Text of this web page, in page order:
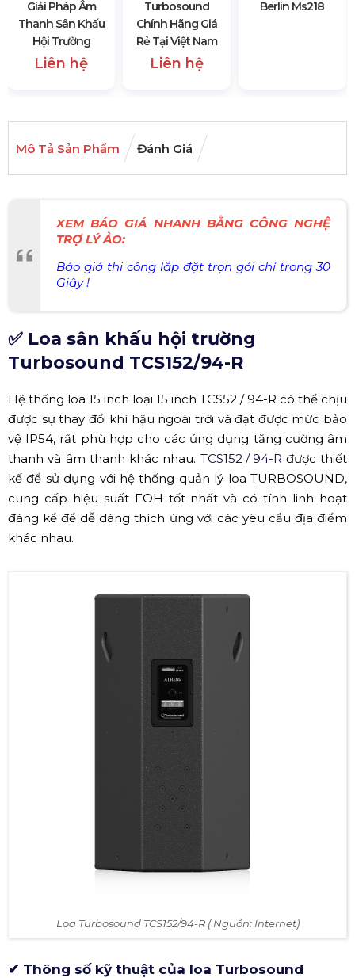
Giải Pháp Âm
Thanh Sân Khấu
Hội Trường
Liên hệ
Turbosound
Chính Hãng Giá
Rẻ Tại Việt Nam
Liên hệ
Berlin Ms218
Mô Tả Sản Phẩm Đánh Giá
XEM BÁO GIÁ NHANH BẰNG CÔNG NGHỆ
TRỢ LÝ ẢO:
Báo giá thi công lắp đặt trọn gói chỉ trong 30
Giây !
✅ Loa sân khấu hội trường
Turbosound TCS152/94-R
Hệ thống loa 15 inch loại 15 inch TCS52 / 94-R có thể chịu
được sự thay đổi khí hậu ngoài trời và đạt được mức bảo
vệ IP54, rất phù hợp cho các ứng dụng tăng cường âm
thanh và âm thanh khác nhau. TCS152 / 94-R được thiết
kế để sử dụng với hệ thống quản lý loa TURBOSOUND,
cung cấp hiệu suất FOH tốt nhất và có tính linh hoạt
đáng kể để dễ dàng thích ứng với các yêu cầu địa điểm
khác nhau.
Loa Turbosound TCS152/94-R ( Nguồn: Internet)
✔ Thông số kỹ thuật của loa Turbosound